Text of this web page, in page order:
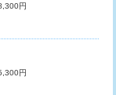
円+材料費
円
円